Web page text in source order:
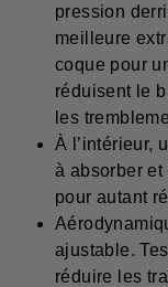
pression
meilleure
coque pour
réduisent le
les
À l’intérieur,
à absorber
pour autant
ajustable.
réduire les